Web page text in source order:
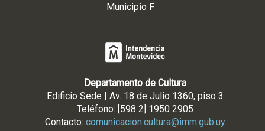
Municipio F
Departamento de Cultura
Edificio Sede | Av. 18 de Julio 1360, piso 3
Teléfono: [598 2] 1950 2905
Contacto: comunicacion.cultura@imm.gub.uy